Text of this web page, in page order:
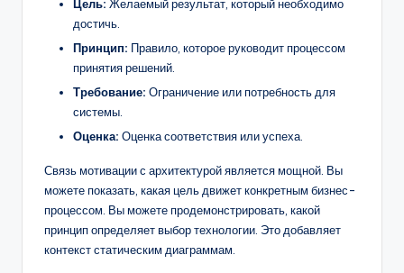
Цель: Желаемый результат, который необходимо
достичь.
Принцип: Правило, которое руководит процессом
принятия решений.
Требование: Ограничение или потребность для
системы.
Оценка: Оценка соответствия или успеха.
Связь мотивации с архитектурой является мощной. Вы
можете показать, какая цель движет конкретным бизнес-
процессом. Вы можете продемонстрировать, какой
принцип определяет выбор технологии. Это добавляет
контекст статическим диаграммам.